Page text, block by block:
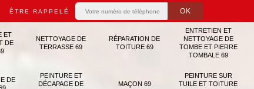
ÊTRE RAPPELÉ
ET
DE
NETTOYAGE DE
TERRASSE 69
RÉPARATION DE
TOITURE 69
ENTRETIEN ET
NETTOYAGE DE
TOMBE ET PIERRE
TOMBALE 69
DE
PEINTURE ET
DÉCAPAGE DE
MAÇON 69
PEINTURE SUR
TUILE ET TOITURE